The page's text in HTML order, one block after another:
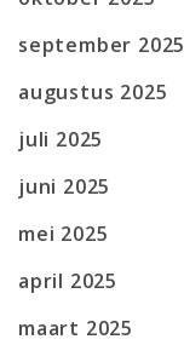
september 2025
augustus 2025
juli 2025
juni 2025
mei 2025
april 2025
maart 2025